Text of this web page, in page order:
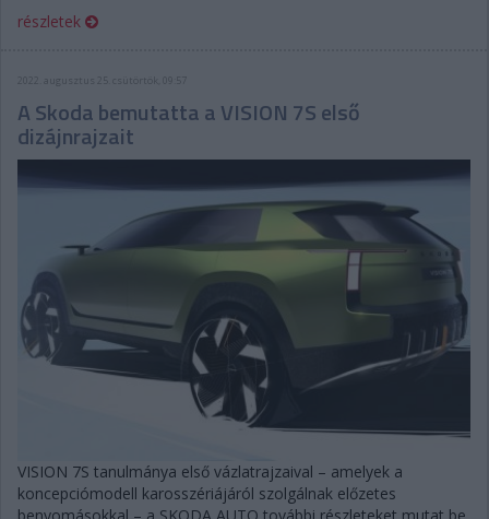
részletek
2022. augusztus 25. csütörtök, 09:57
A Skoda bemutatta a VISION 7S első
dizájnrajzait
VISION 7S tanulmánya első vázlatrajzaival – amelyek a
koncepciómodell karosszériájáról szolgálnak előzetes